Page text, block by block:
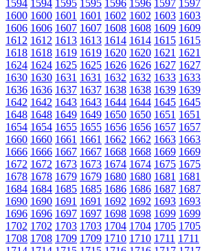
1594 1594 1595 1595 1596 1596 1597 1597
1600 1600 1601 1601 1602 1602 1603 1603
1606 1606 1607 1607 1608 1608 1609 1609
1612 1612 1613 1613 1614 1614 1615 1615
1618 1618 1619 1619 1620 1620 1621 1621
1624 1624 1625 1625 1626 1626 1627 1627
1630 1630 1631 1631 1632 1632 1633 1633
1636 1636 1637 1637 1638 1638 1639 1639
1642 1642 1643 1643 1644 1644 1645 1645
1648 1648 1649 1649 1650 1650 1651 1651
1654 1654 1655 1655 1656 1656 1657 1657
1660 1660 1661 1661 1662 1662 1663 1663
1666 1666 1667 1667 1668 1668 1669 1669
1672 1672 1673 1673 1674 1674 1675 1675
1678 1678 1679 1679 1680 1680 1681 1681
1684 1684 1685 1685 1686 1686 1687 1687
1690 1690 1691 1691 1692 1692 1693 1693
1696 1696 1697 1697 1698 1698 1699 1699
1702 1702 1703 1703 1704 1704 1705 1705
1708 1708 1709 1709 1710 1710 1711 1711